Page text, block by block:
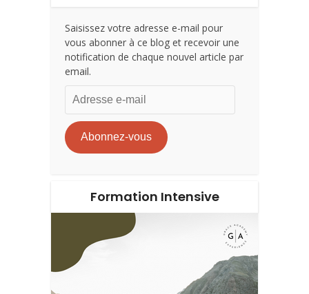
Saisissez votre adresse e-mail pour
vous abonner à ce blog et recevoir une
notification de chaque nouvel article par
email.
e-
mail
Abonnez-vous
Formation Intensive